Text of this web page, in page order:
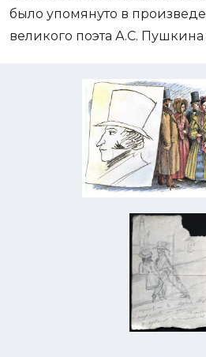
было упомянуто в
великого поэта А.С.